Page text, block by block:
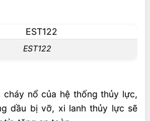
EST122
cháy nổ của hệ thống thủy lực,
dầu bị vỡ, xi lanh thủy lực sẽ